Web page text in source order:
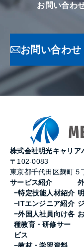
お問い合わ
お問い合わせ
株式会社明光キャリア
〒102-0083
東京都千代田区麹町５
サービス紹介
−特定技能人材紹介
−ITエンジニア紹介
−外国人社員向け各
種教育・研修サー
ビス
−教材・学習資料